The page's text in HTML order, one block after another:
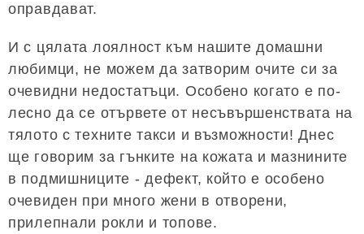
оправдават.
И с цялата лоялност към нашите домашни
любимци, не можем да затворим очите си за
очевидни недостатъци. Особено когато е по-
лесно да се отървете от несъвършенствата на
тялото с техните такси и възможности! Днес
ще говорим за гънките на кожата и мазнините
в подмишниците - дефект, който е особено
очевиден при много жени в отворени,
прилепнали рокли и топове.